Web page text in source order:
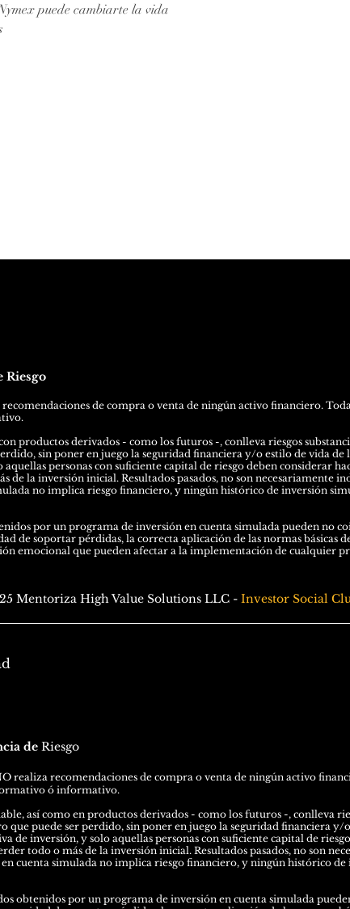
puede cambiarte la vida
Riesgo
de compra o venta de ningún activo financiero.
productos derivados - como los futuros -, conlleva riesgos
sin poner en juego la seguridad financiera y/o estilo de vida
personas con suficiente capital de riesgo deben considerar
de la inversión inicial. Resultados pasados, no son necesariamente
no implica riesgo financiero, y ningún histórico de inversión
por un programa de inversión en cuenta simulada pueden no
de soportar pérdidas, la correcta aplicación de las normas básicas
emocional que pueden afectar a la implementación de cualquier
Mentoriza High Value Solutions LLC - Investor Social
de Riesgo
O realiza recomendaciones de compra o venta de ningún activo
ó informativo.
así como en productos derivados - como los futuros -, conlleva
que puede ser perdido, sin poner en juego la seguridad financiera
de inversión, y solo aquellas personas con suficiente capital de
todo o más de la inversión inicial. Resultados pasados, no son
cuenta simulada no implica riesgo financiero, y ningún histórico
obtenidos por un programa de inversión en cuenta simulada